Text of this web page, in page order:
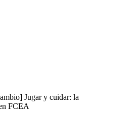
Jugar y cuidar: la
FCEA